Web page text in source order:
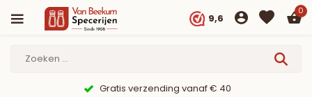
9,6
0
9,6/10 Webwinkelkeur ✔